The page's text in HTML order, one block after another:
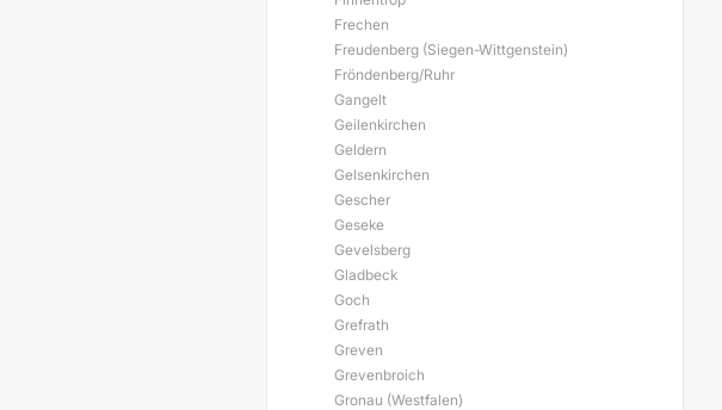
Frechen
Freudenberg (Siegen-Wittgenstein)
Fröndenberg/Ruhr
Gangelt
Geilenkirchen
Geldern
Gelsenkirchen
Gescher
Geseke
Gevelsberg
Gladbeck
Goch
Grefrath
Greven
Grevenbroich
Gronau (Westfalen)